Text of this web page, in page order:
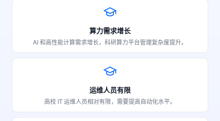
算力需求增长
AI 和高性能计算需求增长，科研算力平台管理复杂度提升。
运维人员有限
高校 IT 运维人员相对有限，需要提高自动化水平。